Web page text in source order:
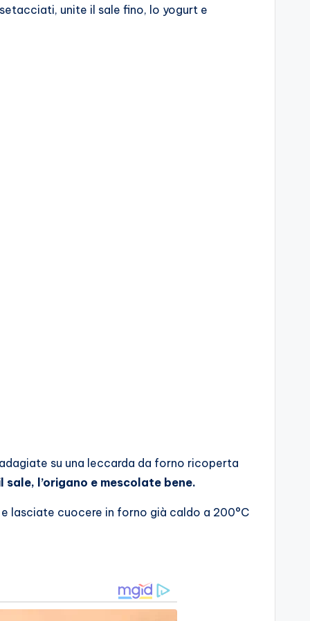
unite il sale fino, lo yogurt e
su una leccarda da forno ricoperta
l’origano e mescolate bene.
lasciate cuocere in forno già caldo a 200°C